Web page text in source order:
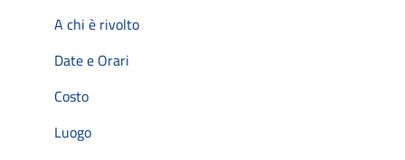
A chi è rivolto
Date e Orari
Costo
Luogo